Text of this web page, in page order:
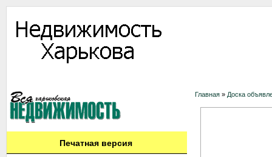
Печатная версия
Главная » Доска